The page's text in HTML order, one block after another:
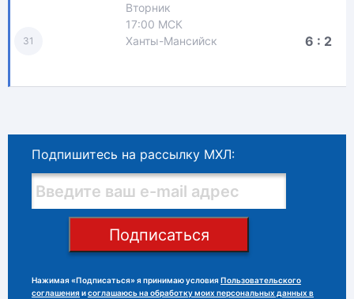
31
Вторник
17:00 МСК
Ханты-Мансийск
6 : 2
Подпишитесь на рассылку МХЛ:
Подписаться
Нажимая «Подписаться» я принимаю условия Пользовательского
соглашения исоглашаюсь на обработку моих персональных данных в